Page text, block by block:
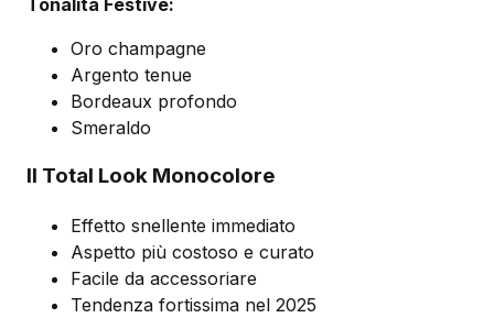
Oro champagne
Argento tenue
Bordeaux profondo
Smeraldo
Il Total Look Monocolore
Effetto snellente immediato
Aspetto più costoso e curato
Facile da accessoriare
Tendenza fortissima nel 2025